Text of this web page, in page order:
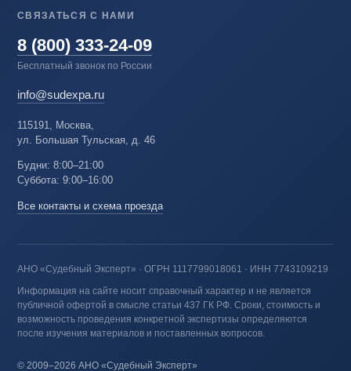
СВЯЗАТЬСЯ С НАМИ
8 (800) 333-24-09
Бесплатный звонок по России
info@sudexpa.ru
115191, Москва,
ул. Большая Тульская, д. 46
Будни: 8:00–21:00
Суббота: 9:00–16:00
Все контакты и схема проезда
АНО «Судебный Эксперт» · ОГРН 1117799018061 · ИНН 7743109219
Информация на сайте носит справочный характер и не является
публичной офертой в смысле статьи 437 ГК РФ. Сроки, стоимость и
возможность проведения конкретной экспертизы определяются
после изучения материалов и поставленных вопросов.
© 2009–2026 АНО «Судебный Эксперт»